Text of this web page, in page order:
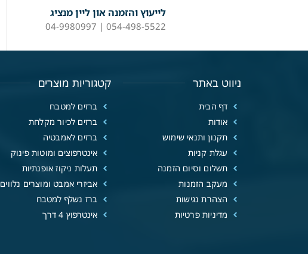
לייעוץ והזמנה און ליין מנציג
054-498-5522 | 04-9980997
ניווט באתר
דף הבית
אודות
תקנון ותנאי שימוש
עגלת קניות
תשלום וסיום הזמנה
מעקב הזמנות
הצהרת נגישות
מדיניות פרטיות
קטגוריות מוצרים
ברזים למטבח
ברזים לכיור מקלחת
ברזים לאמבטיה
אינטרפוצים ומוטות פינוק
תעלות ניקוז אופנתיות
אביזרי אמבט ומוצרים נלווים
ברז נשלף למטבח
אינטרפוץ 4 דרך